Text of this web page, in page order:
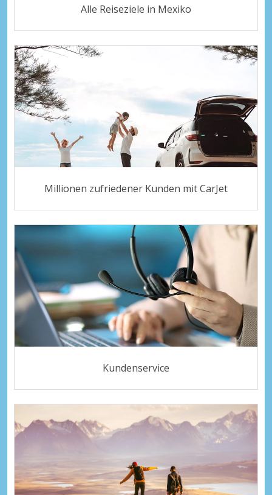
Alle Reiseziele in Mexiko
Millionen zufriedener Kunden mit CarJet
Kundenservice